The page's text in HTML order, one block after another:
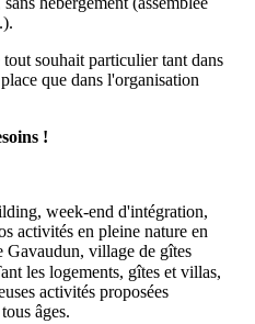
souhait particulier tant dans
que dans l'organisation
!
week-end d'intégration,
activités en pleine nature en
village de gîtes
les logements, gîtes et villas,
activités proposées
âges.